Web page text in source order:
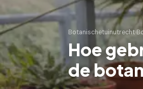
Botanischetuinutrecht›
Hoe
de